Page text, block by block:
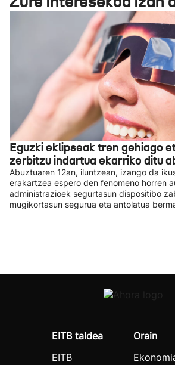
Eguzki eklipseak tren gehiago
zerbitzu indartua ekarriko ditu
Abuztuaren 12an, iluntzean, izango da
erakartzea espero den fenomeno horren
administrazioek segurtasun dispositibo
mugikortasun segurua eta antolatua
EITB taldea
EITB
Orain